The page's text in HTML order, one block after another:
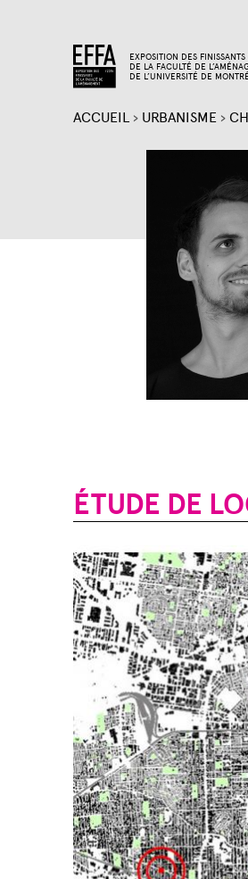
EXPOSITION DES
DE LA FACULTÉ DE
DE L’UNIVERSITÉ DE
ICI
ACCUEIL › URBANISME ›
ÉTUDE DE